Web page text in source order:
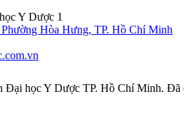
Y Dược 1
Hòa Hưng, TP. Hồ Chí Minh
Đại học Y Dược TP. Hồ Chí Minh. Đã